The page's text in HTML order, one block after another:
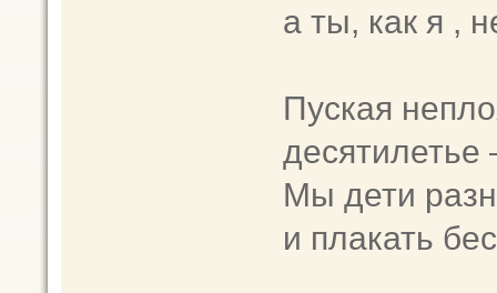
а ты, как я ,
Пуская
Мы дети
и плакать